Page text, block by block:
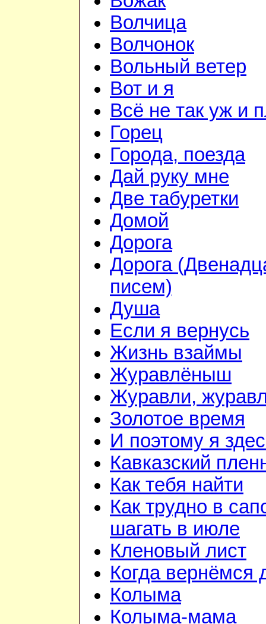
Волчица
Волчонок
Вольный ветер
Вот и я
Всё не так уж и
Горец
Города, поезда
Дай руку мне
Две табуретки
Домой
Дорога
Дорога
писем)
Душа
Если я вернусь
Жизнь взаймы
Журавлёныш
Журавли,
Золотое время
И поэтому я
Кавказский
Как тебя найти
Как трудно в
шагать в июле
Кленовый лист
Когда вернёмся
Колыма
Колыма-мама